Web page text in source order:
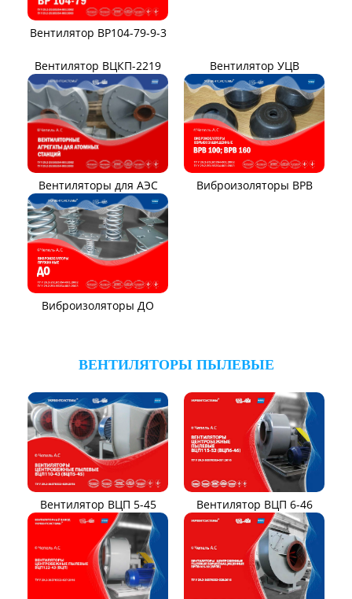
Вентилятор ВР104-79-9-3
Вентилятор ВЦКП-2219 Вентилятор УЦВ
Вентиляторы для АЭС
Виброизоляторы ДО
ВЕНТИЛЯТОРЫ ПЫЛЕВЫЕ